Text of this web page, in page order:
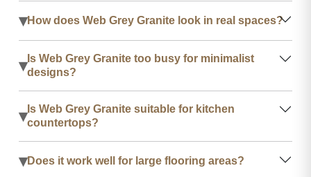
▾How does Web Grey Granite look in real spaces?
▾ Is Web Grey Granite too busy for minimalist
designs?
▾ Is Web Grey Granite suitable for kitchen
countertops?
▾Does it work well for large flooring areas?